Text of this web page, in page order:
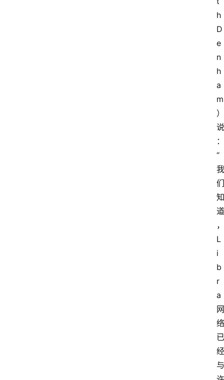
h
D
e
n
h
a
m
）
说
：
“
我
们
知
道
，
L
i
b
r
a
网
络
已
经
与